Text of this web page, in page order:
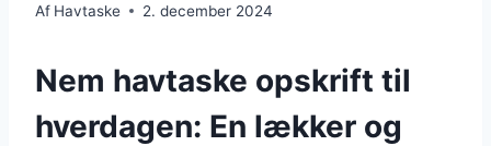
Af Havtaske 2. december 2024
Nem havtaske opskrift til
hverdagen: En lækker og